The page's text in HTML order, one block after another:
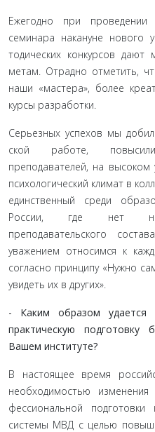
Ежегодно при проведении
семинара накануне нового
тодических конкурсов
метам. Отрадно отметить,
наши «мастера», более
курсы разработки.
Серьезных успехов мы
ской работе,
преподавателей, на
психологический климат в
единственный среди
России, где нет
преподавательского
уважением относимся к
согласно принципу «Нужно
увидеть их в других».
- Каким образом удается
практическую
Вашем институте?
В настоящее время
необходимостью
фессиональной подготовки
системы МВД с целью